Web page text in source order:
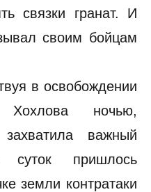
связки гранат. И
своим бойцам
в освобождении
Хохлова ночью,
важный
суток пришлось
земли контратаки